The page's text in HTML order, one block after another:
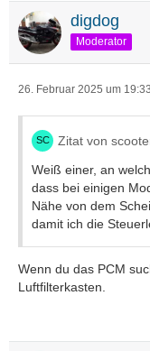
digdog
Moderator
26. Februar 2025 um 19:33
Zitat von
Weiß einer, an
dass bei einigen
Nähe von dem
damit ich die
Wenn du das PCM
Luftfilterkasten.